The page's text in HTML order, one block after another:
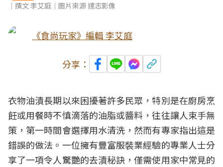
｜撰文 李艾庭｜圖片來源 達志影像
《食尚玩家》編輯 李艾庭
分享：
衣物油漬長期以來困擾著許多民眾，特別是在廚房烹
飪或用餐時不慎滴落的油脂或醬料，往往讓人束手無
策，第一時間會選擇用水清洗，然而有專家指出這是
錯誤的做法。一位擁有豐富服裝業經驗的專業人士分
享了一項令人驚艷的去漬秘訣，僅需使用家中常見的